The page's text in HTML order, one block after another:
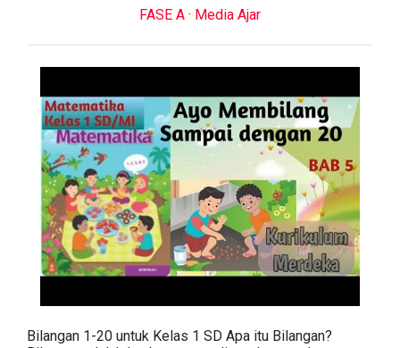
FASE A · Media Ajar
Bilangan 1-20 untuk Kelas 1 SD Apa itu Bilangan?